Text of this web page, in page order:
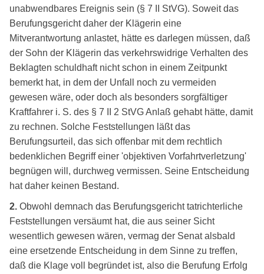
unabwendbares Ereignis sein (§ 7 II StVG). Soweit das
Berufungsgericht daher der Klägerin eine
Mitverantwortung anlastet, hätte es darlegen müssen, daß
der Sohn der Klägerin das verkehrswidrige Verhalten des
Beklagten schuldhaft nicht schon in einem Zeitpunkt
bemerkt hat, in dem der Unfall noch zu vermeiden
gewesen wäre, oder doch als besonders sorgfältiger
Kraftfahrer i. S. des § 7 II 2 StVG Anlaß gehabt hätte, damit
zu rechnen. Solche Feststellungen läßt das
Berufungsurteil, das sich offenbar mit dem rechtlich
bedenklichen Begriff einer 'objektiven Vorfahrtverletzung'
begnügen will, durchweg vermissen. Seine Entscheidung
hat daher keinen Bestand.
2. Obwohl demnach das Berufungsgericht tatrichterliche
Feststellungen versäumt hat, die aus seiner Sicht
wesentlich gewesen wären, vermag der Senat alsbald
eine ersetzende Entscheidung in dem Sinne zu treffen,
daß die Klage voll begründet ist, also die Berufung Erfolg